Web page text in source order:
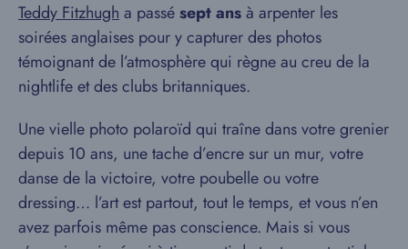
Teddy Fitzhugha passésept ansà arpenter les
soirées anglaises pour y capturer des photos
témoignant de l’atmosphère qui règne au creu de la
nightlife et des clubs britanniques.
Une vielle photo polaroïd qui traîne dans votre grenier
depuis 10 ans, une tache d’encre sur un mur, votre
danse de la victoire, votre poubelle ou votre
dressing… l’art est partout, tout le temps, et vous n’en
avez parfois même pas conscience. Mais si vous